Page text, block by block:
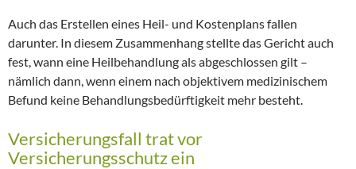
Auch das Erstellen eines Heil- und Kostenplans fallen
darunter. In diesem Zusammenhang stellte das Gericht auch
fest, wann eine Heilbehandlung als abgeschlossen gilt –
nämlich dann, wenn einem nach objektivem medizinischem
Befund keine Behandlungsbedürftigkeit mehr besteht.
Versicherungsfall trat vor
Versicherungsschutz ein